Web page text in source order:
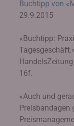
Buchtipp von
29.9.2015
«Buchtipp:
16f.
«Auch und
Preisbandagen